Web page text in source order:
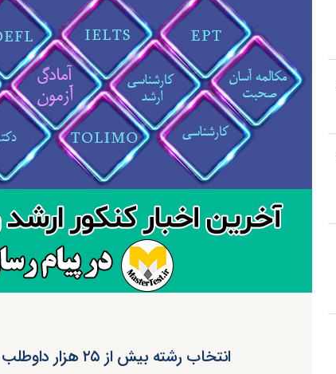
انتخاب رشته بیش از ۲۵ هزار داوطلب آزمون ارشد علوم پزشکی ۹۶